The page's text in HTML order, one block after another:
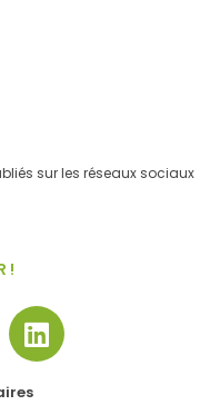
sur les réseaux sociaux
!
L
i
n